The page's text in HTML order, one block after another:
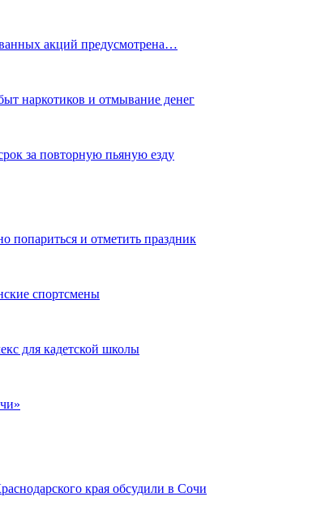
акций предусмотрена…
наркотиков и отмывание денег
за повторную пьяную езду
попариться и отметить праздник
спортсмены
для кадетской школы
края обсудили в Сочи